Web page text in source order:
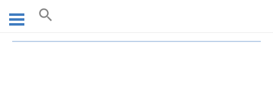
חנות ספרי קודש | חנות ספרי קבלה וחסידות